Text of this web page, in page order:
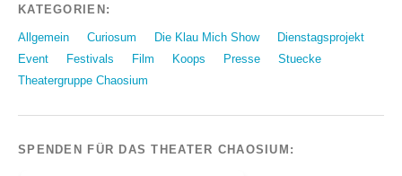
KATEGORIEN:
Allgemein Curiosum Die Klau Mich Show
Dienstagsprojekt
Event
Festivals Film Koops Presse
Stuecke
Theatergruppe Chaosium
SPENDEN FÜR DAS THEATER CHAOSIUM: